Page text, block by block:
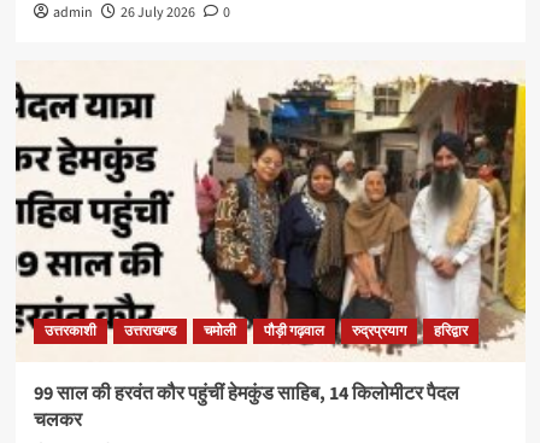
admin 26 July 2026 0
उत्तरकाशी उत्तराखण्ड चमोली पौड़ी गढ़वाल रुद्रप्रयाग हरिद्वार
99 साल की हरवंत कौर पहुंचीं हेमकुंड साहिब, 14 किलोमीटर पैदल
चलकर